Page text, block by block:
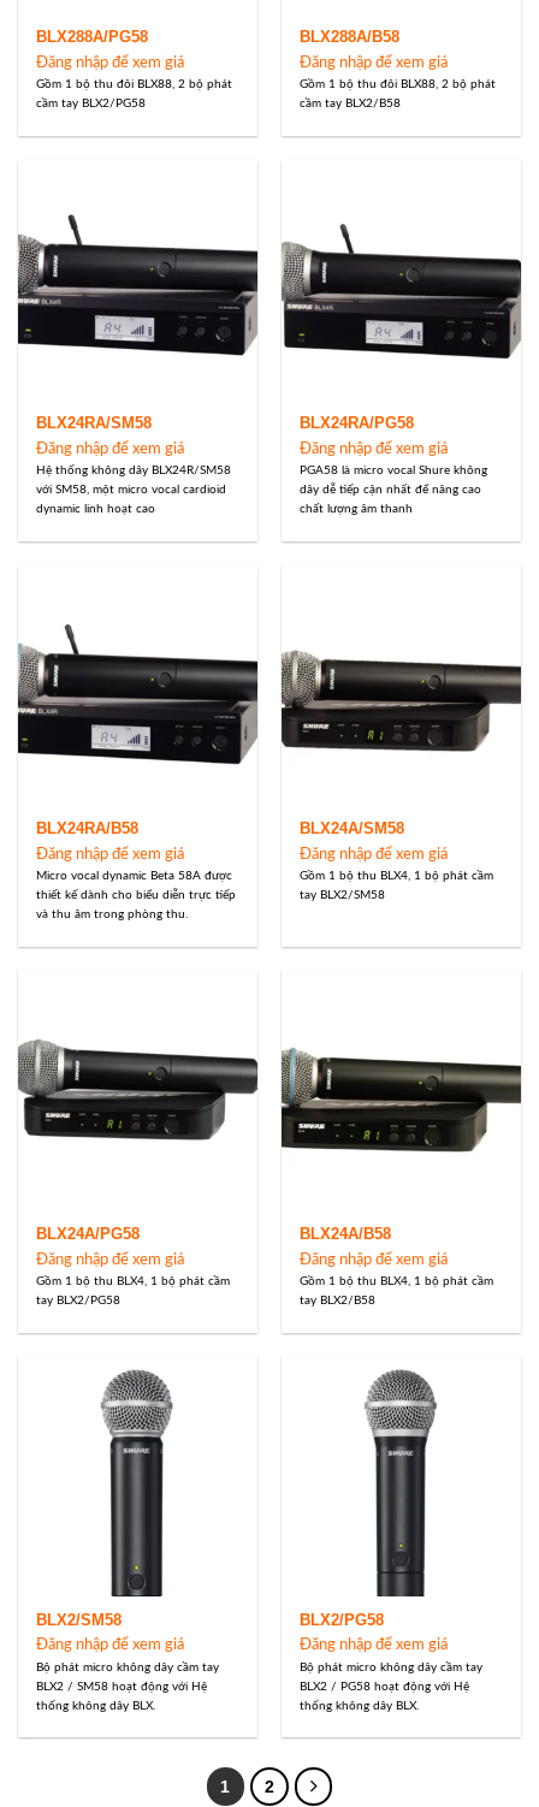
BLX288A/PG58
Đăng nhập để xem giá
Gồm 1 bộ thu đôi BLX88, 2 bộ phát
cầm tay BLX2/PG58
BLX288A/B58
Đăng nhập để xem giá
Gồm 1 bộ thu đôi BLX88, 2 bộ phát
cầm tay BLX2/B58
BLX24RA/SM58
Đăng nhập để xem giá
Hệ thống không dây BLX24R/SM58
với SM58, một micro vocal cardioid
dynamic linh hoạt cao
BLX24RA/PG58
Đăng nhập để xem giá
PGA58 là micro vocal Shure không
dây dễ tiếp cận nhất để nâng cao
chất lượng âm thanh
BLX24RA/B58
Đăng nhập để xem giá
Micro vocal dynamic Beta 58A được
thiết kế dành cho biểu diễn trực tiếp
và thu âm trong phòng thu.
BLX24A/SM58
Đăng nhập để xem giá
Gồm 1 bộ thu BLX4, 1 bộ phát cầm
tay BLX2/SM58
BLX24A/PG58
Đăng nhập để xem giá
Gồm 1 bộ thu BLX4, 1 bộ phát cầm
tay BLX2/PG58
BLX24A/B58
Đăng nhập để xem giá
Gồm 1 bộ thu BLX4, 1 bộ phát cầm
tay BLX2/B58
BLX2/SM58
Đăng nhập để xem giá
Bộ phát micro không dây cầm tay
BLX2 / SM58 hoạt động với Hệ
thống không dây BLX.
BLX2/PG58
Đăng nhập để xem giá
Bộ phát micro không dây cầm tay
BLX2 / PG58 hoạt động với Hệ
thống không dây BLX.
1 2